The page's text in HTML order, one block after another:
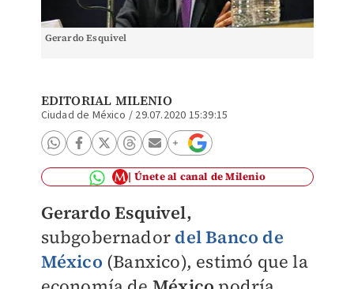
Gerardo Esquivel
EDITORIAL MILENIO
Ciudad de México / 29.07.2020 15:39:15
Únete al canal de Milenio
Gerardo Esquivel,
subgobernador del Banco de
México (Banxico), estimó que la